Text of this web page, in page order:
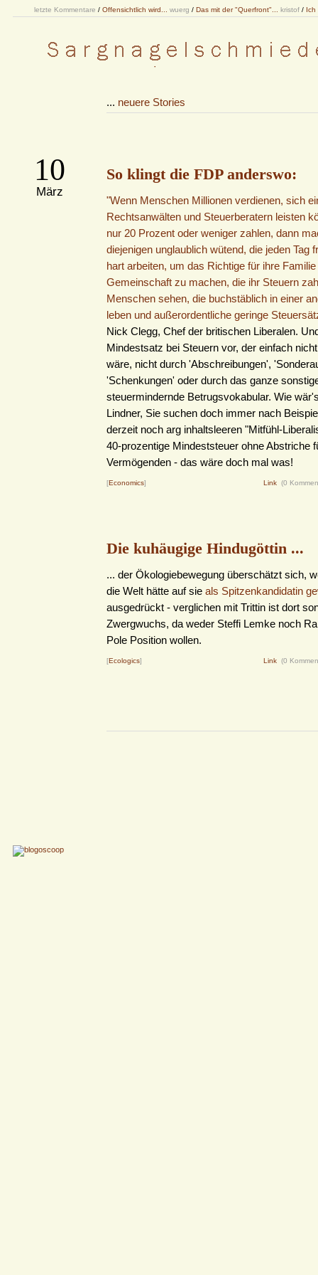
letzte Kommentare / Offensichtlich wird... wuerg / Das mit der "Querfront"... kristof / Ich
... neuere Stories
10
März
So klingt die FDP anderswo:
"Wenn Menschen Millionen verdienen, sich
Rechtsanwälten und Steuerberatern leisten
nur 20 Prozent oder weniger zahlen, dann
diejenigen unglaublich wütend, die jeden Tag
hart arbeiten, um das Richtige für ihre Familie
Gemeinschaft zu machen, die ihr Steuern
Menschen sehen, die buchstäblich in einer
leben und außerordentliche geringe
Nick Clegg, Chef der britischen Liberalen.
Mindestsatz bei Steuern vor, der einfach
wäre, nicht durch 'Abschreibungen',
'Schenkungen' oder durch das ganze
steuermindernde Betrugsvokabular. Wie
Lindner, Sie suchen doch immer nach
derzeit noch arg inhaltsleeren "Mitfühl-
40-prozentige Mindeststeuer ohne Abstriche
Vermögenden - das wäre doch mal was!
[Economics] Link (0
Die kuhäugige Hindugöttin ...
... der Ökologiebewegung überschätzt sich,
die Welt hätte auf sie als Spitzenkandidatin
ausgedrückt - verglichen mit Trittin ist dort
Zwergwuchs, da weder Steffi Lemke noch
Pole Position wollen.
[Ecologics] Link (0